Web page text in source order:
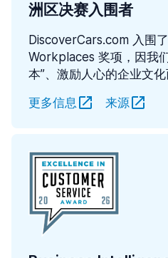
洲区决赛入围者
DiscoverCars.com 入围
Workplaces 奖项，因我
本”、激励人心的企业文化
更多信息
来源